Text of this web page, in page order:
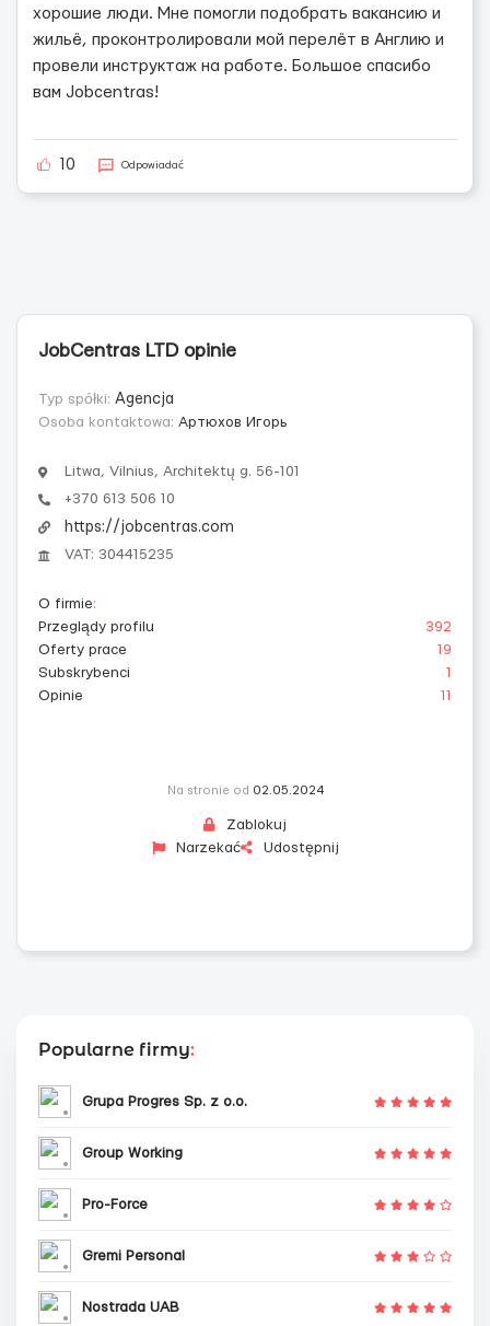
хорошие люди. Мне помогли подобрать вакансию и
жильё, проконтролировали мой перелёт в Англию и
провели инструктаж на работе. Большое спасибо
вам Jobсentras!
10 Odpowiadać
JobCentras LTD opinie
Typ spółki: Agencja
Osoba kontaktowa: Артюхов Игорь
Litwa, Vilnius, Architektų g. 56-101
+370 613 506 10
https://jobcentras.com
VAT: 304415235
O firmie:
Przeglądy profilu
392
Oferty prace
19
Subskrybenci
1
Opinie
11
Na stronie od 02.05.2024
Zablokuj
Narzekać
Udostępnij
Popularne firmy:
Grupa Progres Sp. z o.o.
Group Working
Pro-Force
Gremi Personal
Nostrada UAB